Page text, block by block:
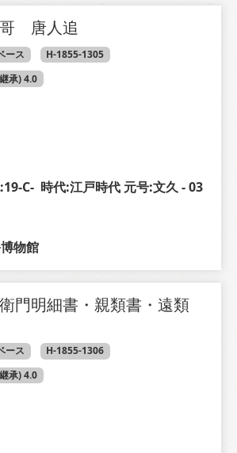
唐人追
ース
H-1855-1305
承) 4.0
C-  時代:江戸時代 元号:文久 - 03
物館
衛門明細書・親類書・遠類
ース
H-1855-1306
承) 4.0